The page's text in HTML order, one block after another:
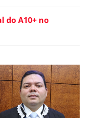
do A10+ no